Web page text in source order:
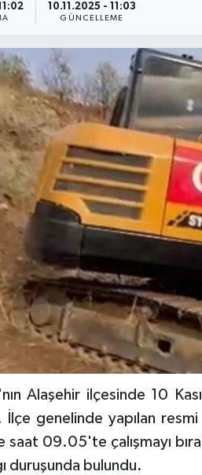
10.11.2025 - 11:03
GÜNCELLEME
Alaşehir ilçesinde 10
İlçe genelinde yapılan
saat 09.05'te çalışmayı
duruşunda bulundu.